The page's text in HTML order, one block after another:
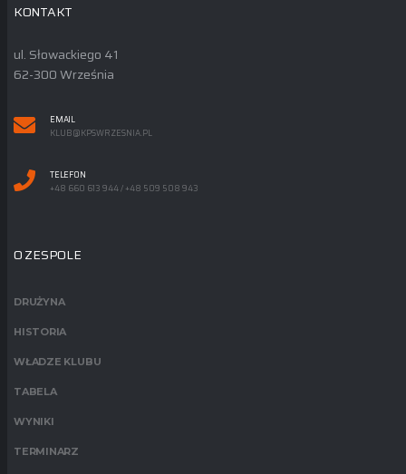
KONTAKT
ul. Słowackiego 41
62-300 Września
EMAIL
KLUB@KPSWRZESNIA.PL
TELEFON
+48 660 613 944 / +48 509 508 943
O ZESPOLE
DRUŻYNA
HISTORIA
WŁADZE KLUBU
TABELA
WYNIKI
TERMINARZ